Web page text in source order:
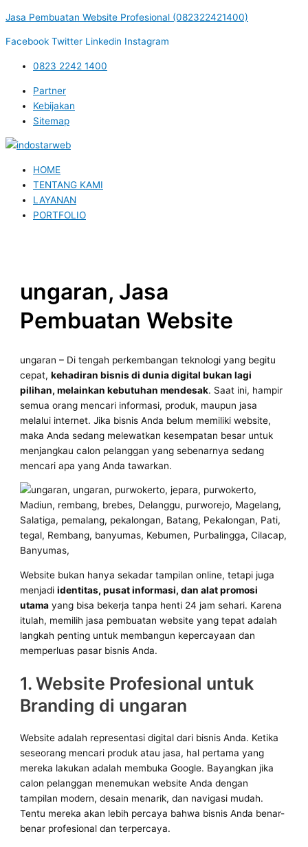
ke
konten
Jasa Pembuatan Website Profesional (082322421400)
Facebook Twitter Linkedin Instagram
0823 2242 1400
Partner
Kebijakan
Sitemap
HOME
TENTANG KAMI
LAYANAN
PORTFOLIO
ungaran, Jasa
Pembuatan Website
ungaran – Di tengah perkembangan teknologi yang begitu
cepat,kehadiran bisnis di dunia digital bukan lagi
pilihan, melainkan kebutuhan mendesak. Saat ini, hampir
semua orang mencari informasi, produk, maupun jasa
melalui internet. Jika bisnis Anda belum memiliki website,
maka Anda sedang melewatkan kesempatan besar untuk
menjangkau calon pelanggan yang sebenarnya sedang
mencari apa yang Anda tawarkan.
Website bukan hanya sekadar tampilan online, tetapi juga
menjadiidentitas, pusat informasi, dan alat promosi
utama yang bisa bekerja tanpa henti 24 jam sehari. Karena
itulah, memilih jasa pembuatan website yang tepat adalah
langkah penting untuk membangun kepercayaan dan
memperluas pasar bisnis Anda.
1. Website Profesional untuk
Branding di ungaran
Website adalah representasi digital dari bisnis Anda. Ketika
seseorang mencari produk atau jasa, hal pertama yang
mereka lakukan adalah membuka Google. Bayangkan jika
calon pelanggan menemukan website Anda dengan
tampilan modern, desain menarik, dan navigasi mudah.
Tentu mereka akan lebih percaya bahwa bisnis Anda benar-
benar profesional dan terpercaya.
navigation